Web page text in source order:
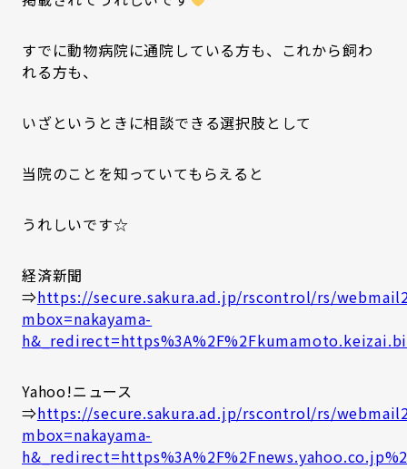
すでに動物病院に通院している方も、これから飼わ
れる方も、
いざというときに相談できる選択肢として
当院のことを知っていてもらえると
うれしいです☆
経済新聞
⇒https://secure.sakura.ad.jp/rscontrol/rs/
mbox=nakayama-
Yahoo!ニュース
⇒https://secure.sakura.ad.jp/rscontrol/rs/
mbox=nakayama-